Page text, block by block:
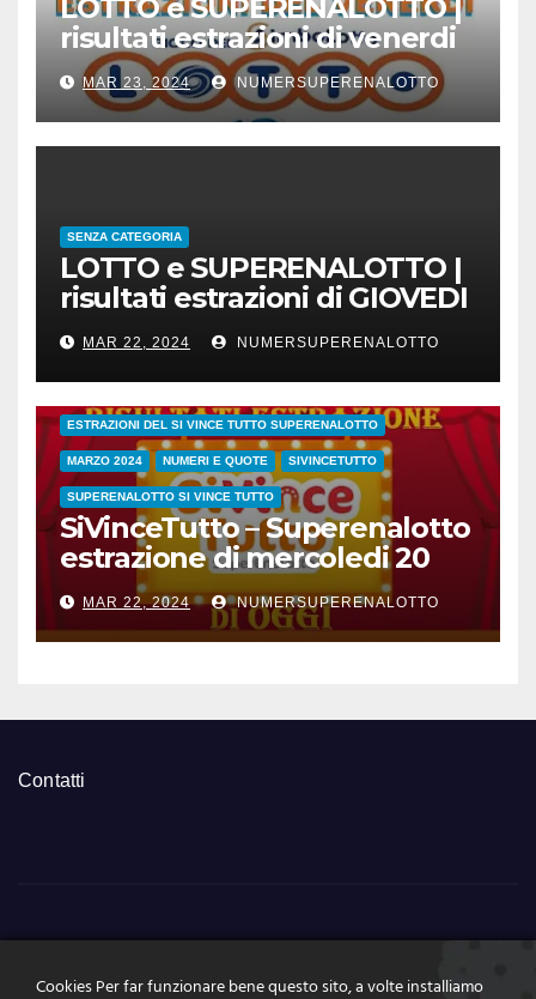
LOTTO e SUPERENALOTTO |
risultati estrazioni di venerdi
22 marzo 2024
MAR 23, 2024 NUMERSUPERENALOTTO
SENZA CATEGORIA
LOTTO e SUPERENALOTTO |
risultati estrazioni di GIOVEDI
21 marzo 2024
MAR 22, 2024 NUMERSUPERENALOTTO
CONC.212 MERCOLEDI 20 MARZO 2024
ESTRAZIONI DEL SI VINCE TUTTO SUPERENALOTTO
MARZO 2024 NUMERI E QUOTE SIVINCETUTTO
SUPERENALOTTO SI VINCE TUTTO
SiVinceTutto – Superenalotto
estrazione di mercoledi 20
marzo 2024 numeri vincenti
e quote
MAR 22, 2024 NUMERSUPERENALOTTO
Contatti
NumeriSuperEnalott
Cookies Per far funzionare bene questo sito, a volte installiamo